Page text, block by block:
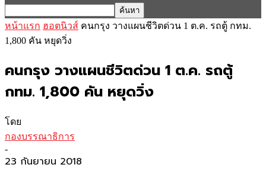
หน้าแรก ฮอตนิวส์ คนกรุง วางแผนชีวิตด่วน 1 ต.ค. รถตู้ กทม.
1,800 คัน หยุดวิ่ง
คนกรุง วางแผนชีวิตด่วน 1 ต.ค. รถตู้
กทม. 1,800 คัน หยุดวิ่ง
โดย
กองบรรณาธิการ
-
23 กันยายน 2018